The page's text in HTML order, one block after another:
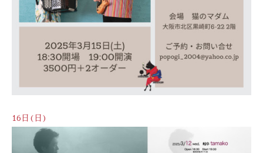
16日(日)